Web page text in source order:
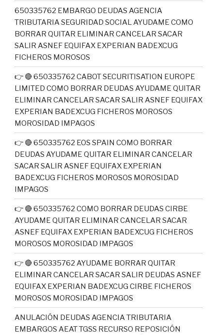
650335762 EMBARGO DEUDAS AGENCIA
TRIBUTARIA SEGURIDAD SOCIAL AYUDAME COMO
BORRAR QUITAR ELIMINAR CANCELAR SACAR
SALIR ASNEF EQUIFAX EXPERIAN BADEXCUG
FICHEROS MOROSOS
👉 🔴 650335762 CABOT SECURITISATION EUROPE
LIMITED COMO BORRAR DEUDAS AYUDAME QUITAR
ELIMINAR CANCELAR SACAR SALIR ASNEF EQUIFAX
EXPERIAN BADEXCUG FICHEROS MOROSOS
MOROSIDAD IMPAGOS
👉 🔴 650335762 EOS SPAIN COMO BORRAR
DEUDAS AYUDAME QUITAR ELIMINAR CANCELAR
SACAR SALIR ASNEF EQUIFAX EXPERIAN
BADEXCUG FICHEROS MOROSOS MOROSIDAD
IMPAGOS
👉 🔴 650335762 COMO BORRAR DEUDAS CIRBE
AYUDAME QUITAR ELIMINAR CANCELAR SACAR
ASNEF EQUIFAX EXPERIAN BADEXCUG FICHEROS
MOROSOS MOROSIDAD IMPAGOS
👉 🔴 650335762 AYUDAME BORRAR QUITAR
ELIMINAR CANCELAR SACAR SALIR DEUDAS ASNEF
EQUIFAX EXPERIAN BADEXCUG CIRBE FICHEROS
MOROSOS MOROSIDAD IMPAGOS
ANULACIÓN DEUDAS AGENCIA TRIBUTARIA
EMBARGOS AEAT TGSS RECURSO REPOSICIÓN